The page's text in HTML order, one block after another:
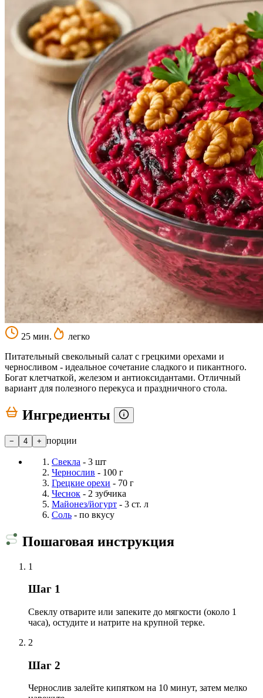
25 мин.
легко
Питательный свекольный салат с грецкими орехами и
черносливом - идеальное сочетание сладкого и пикантного.
Богат клетчаткой, железом и антиоксидантами. Отличный
вариант для полезного перекуса и праздничного стола.
Ингредиенты
− 4 + порции
Свекла - 3 шт
Чернослив - 100 г
Грецкие орехи - 70 г
Чеснок - 2 зубчика
Майонез/йогурт - 3 ст. л
Соль - по вкусу
Пошаговая инструкция
1
Шаг 1
Свеклу отварите или запеките до мягкости (около 1
часа), остудите и натрите на крупной терке.
2
Шаг 2
Чернослив залейте кипятком на 10 минут, затем мелко